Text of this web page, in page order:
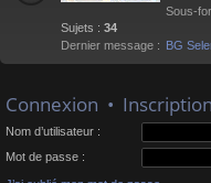
Sous-
Sujets : 34
Dernier message : BG
Connexion • Inscription
Nom d’utilisateur :
Mot de passe :